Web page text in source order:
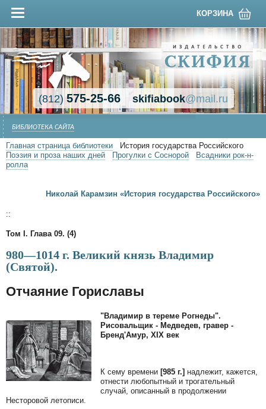
КОРЗИНА
(812)575-25-66 skifiabook@mail.ru
БИБЛИОТЕКА САЙТА
Главная страница библиотеки
История государства Российского
Поэзия и проза наших дней
Прогулки с Соснорой
Всадники рок-н-
ролла
Николай Карамзин «История государства Российского»
::
Том I. Глава 09. (4)
980—1014 г. Великий князь Владимир
(Святой).
Отчаяние Гориславы
"Владимир в тереме Рогнеды".
Рисовальщик - Медведев, гравер -
Бренд'Амур, XIX век
К сему времени [985 г.] надлежит, кажется,
отнести любопытный и трогательный
случай, описанный в продолжении
Несторовой летописи.